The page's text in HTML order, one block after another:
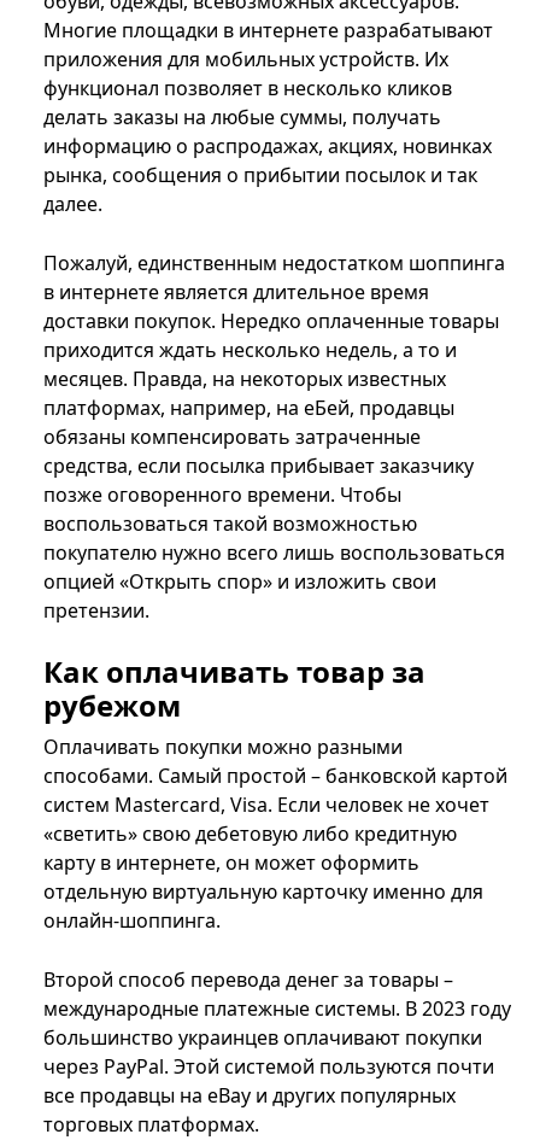
Многие площадки в интернете разрабатывают
приложения для мобильных устройств. Их
функционал позволяет в несколько кликов
делать заказы на любые суммы, получать
информацию о распродажах, акциях, новинках
рынка, сообщения о прибытии посылок и так
далее.
Пожалуй, единственным недостатком шоппинга
в интернете является длительное время
доставки покупок. Нередко оплаченные товары
приходится ждать несколько недель, а то и
месяцев. Правда, на некоторых известных
платформах, например, на еБей, продавцы
обязаны компенсировать затраченные
средства, если посылка прибывает заказчику
позже оговоренного времени. Чтобы
воспользоваться такой возможностью
покупателю нужно всего лишь воспользоваться
опцией «Открыть спор» и изложить свои
претензии.
Как оплачивать товар за
рубежом
Оплачивать покупки можно разными
способами. Самый простой – банковской картой
систем Mastercard, Visa. Если человек не хочет
«светить» свою дебетовую либо кредитную
карту в интернете, он может оформить
отдельную виртуальную карточку именно для
онлайн-шоппинга.
Второй способ перевода денег за товары –
международные платежные системы. В 2023 году
большинство украинцев оплачивают покупки
через PayPal. Этой системой пользуются почти
все продавцы на eBay и других популярных
торговых платформах.